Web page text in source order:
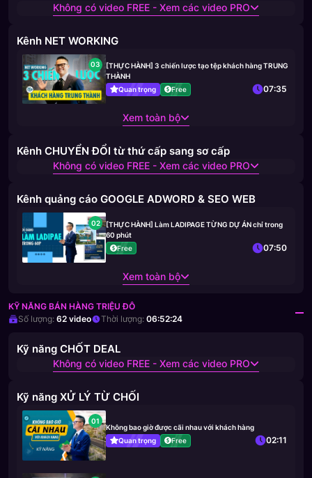
Không có video FREE - Xem các video PRO
Kênh NET WORKING
03
[THỰC HÀNH] 3 chiến lược tạo tệp khách hàng TRUNG
THÀNH
Quan trọng
Free 07:35
Xem toàn bộ
Kênh CHUYỂN ĐỔI từ thứ cấp sang sơ cấp
Không có video FREE - Xem các video PRO
Kênh quảng cáo GOOGLE ADWORD & SEO WEB
02
[THỰC HÀNH] Làm LADIPAGE TỪNG DỰ ÁN chỉ trong
60 phút
Free
07:50
Xem toàn bộ
KỸ NĂNG BÁN HÀNG TRIỆU ĐÔ
Số lượng: 62 video Thời lượng: 06:52:24
Kỹ năng CHỐT DEAL
Không có video FREE - Xem các video PRO
Kỹ năng XỬ LÝ TỪ CHỐI
01
Không bao giờ được cãi nhau với khách hàng
Quan trọng
Free 02:11